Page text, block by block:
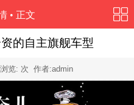
• 正文
的自主旗舰车型
浏览: 次 作者:admin